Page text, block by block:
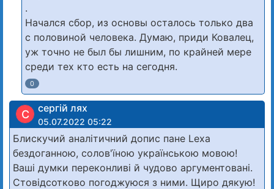
.
Начался сбор, из основы осталось только два
с половиной человека. Думаю, приди Ковалец,
уж точно не был бы лишним, по крайней мере
среди тех кто есть на сегодня.
0
С сергій лях
05.07.2022 05:22
Блискучий аналітичний допис пане Lexa
бездоганною, солов'їною українською мовою!
Ваші думки переконливі й чудово аргументовані.
Стовідсотково погоджуюся з ними. Щиро дякую!